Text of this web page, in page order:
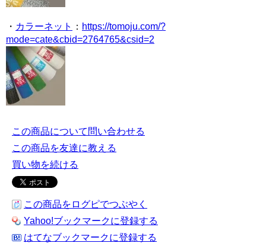
・ カラーネット ： https://tomoju.com/?
mode=cate&cbid=2764765&csid=2
この商品について問い合わせる
この商品を友達に教える
買い物を続ける
この商品をログピでつぶやく
Yahoo!ブックマークに登録する
はてなブックマークに登録する